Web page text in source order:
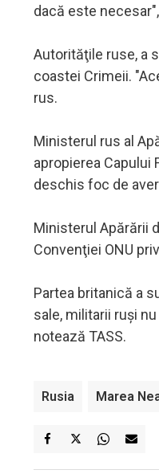
dacă este
Autorităţile ruse, a
coastei Crimeii.
rus.
Ministerul rus al
apropierea Capului
deschis foc de
Ministerul Apărării
Convenţiei ONU
Partea britanică a
sale, militarii ruşi
notează TASS.
Rusia Marea